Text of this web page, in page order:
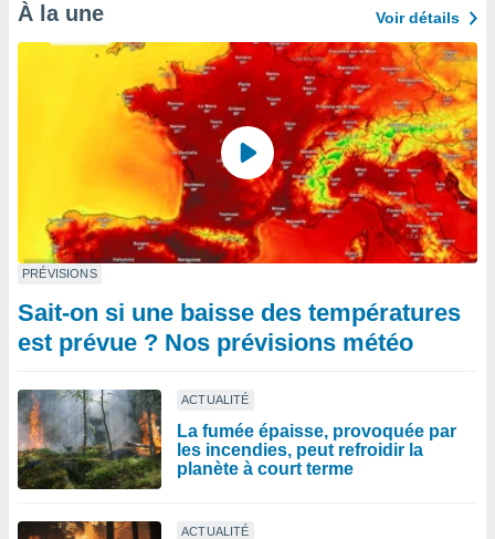
À la une Voir détails
PRÉVISIONS
Sait-on si une baisse des températures
est prévue ? Nos prévisions météo
ACTUALITÉ
La fumée épaisse, provoquée par
les incendies, peut refroidir la
planète à court terme
ACTUALITÉ